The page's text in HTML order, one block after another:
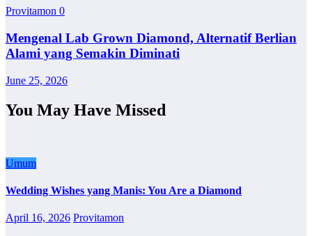
Provitamon 0
Mengenal Lab Grown Diamond, Alternatif Berlian
Alami yang Semakin Diminati
June 25, 2026
You May Have Missed
Umum
Wedding Wishes yang Manis: You Are a Diamond
April 16, 2026 Provitamon